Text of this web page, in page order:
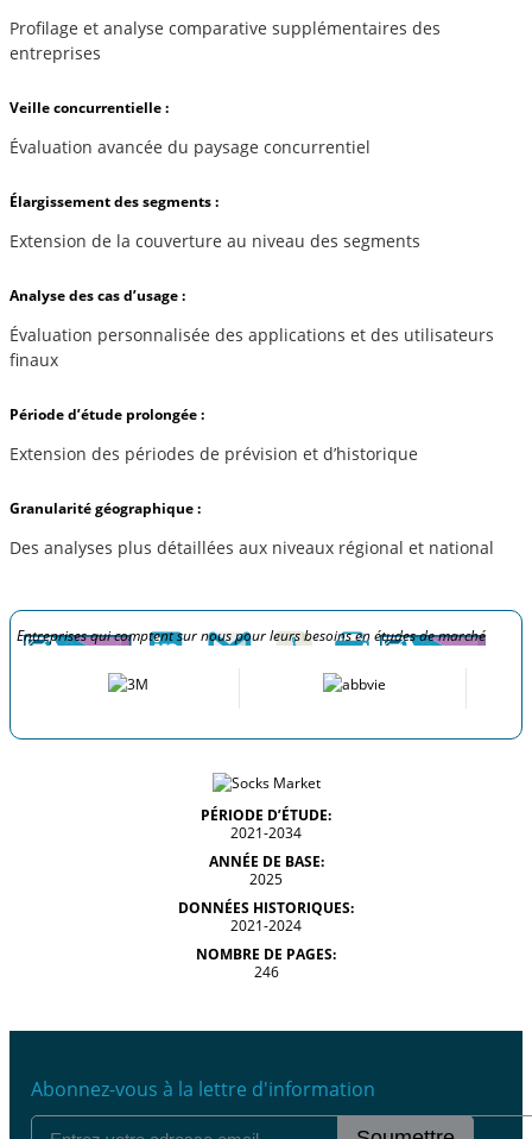
Profilage et analyse comparative supplémentaires des
entreprises
Veille concurrentielle :
Évaluation avancée du paysage concurrentiel
Élargissement des segments :
Extension de la couverture au niveau des segments
Analyse des cas d’usage :
Évaluation personnalisée des applications et des utilisateurs
finaux
Période d’étude prolongée :
Extension des périodes de prévision et d’historique
Granularité géographique :
Des analyses plus détaillées aux niveaux régional et national
Entreprises qui comptent sur nous pour leurs besoins en études de marché
PÉRIODE D’ÉTUDE:
2021-2034
ANNÉE DE BASE:
2025
DONNÉES HISTORIQUES:
2021-2024
NOMBRE DE PAGES:
246
Abonnez-vous à la lettre d'information